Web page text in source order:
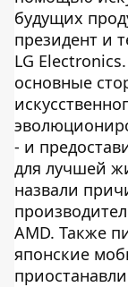
будущих
президент и
LG
основные
- и
для лучшей
назвали
AMD. Также
японские